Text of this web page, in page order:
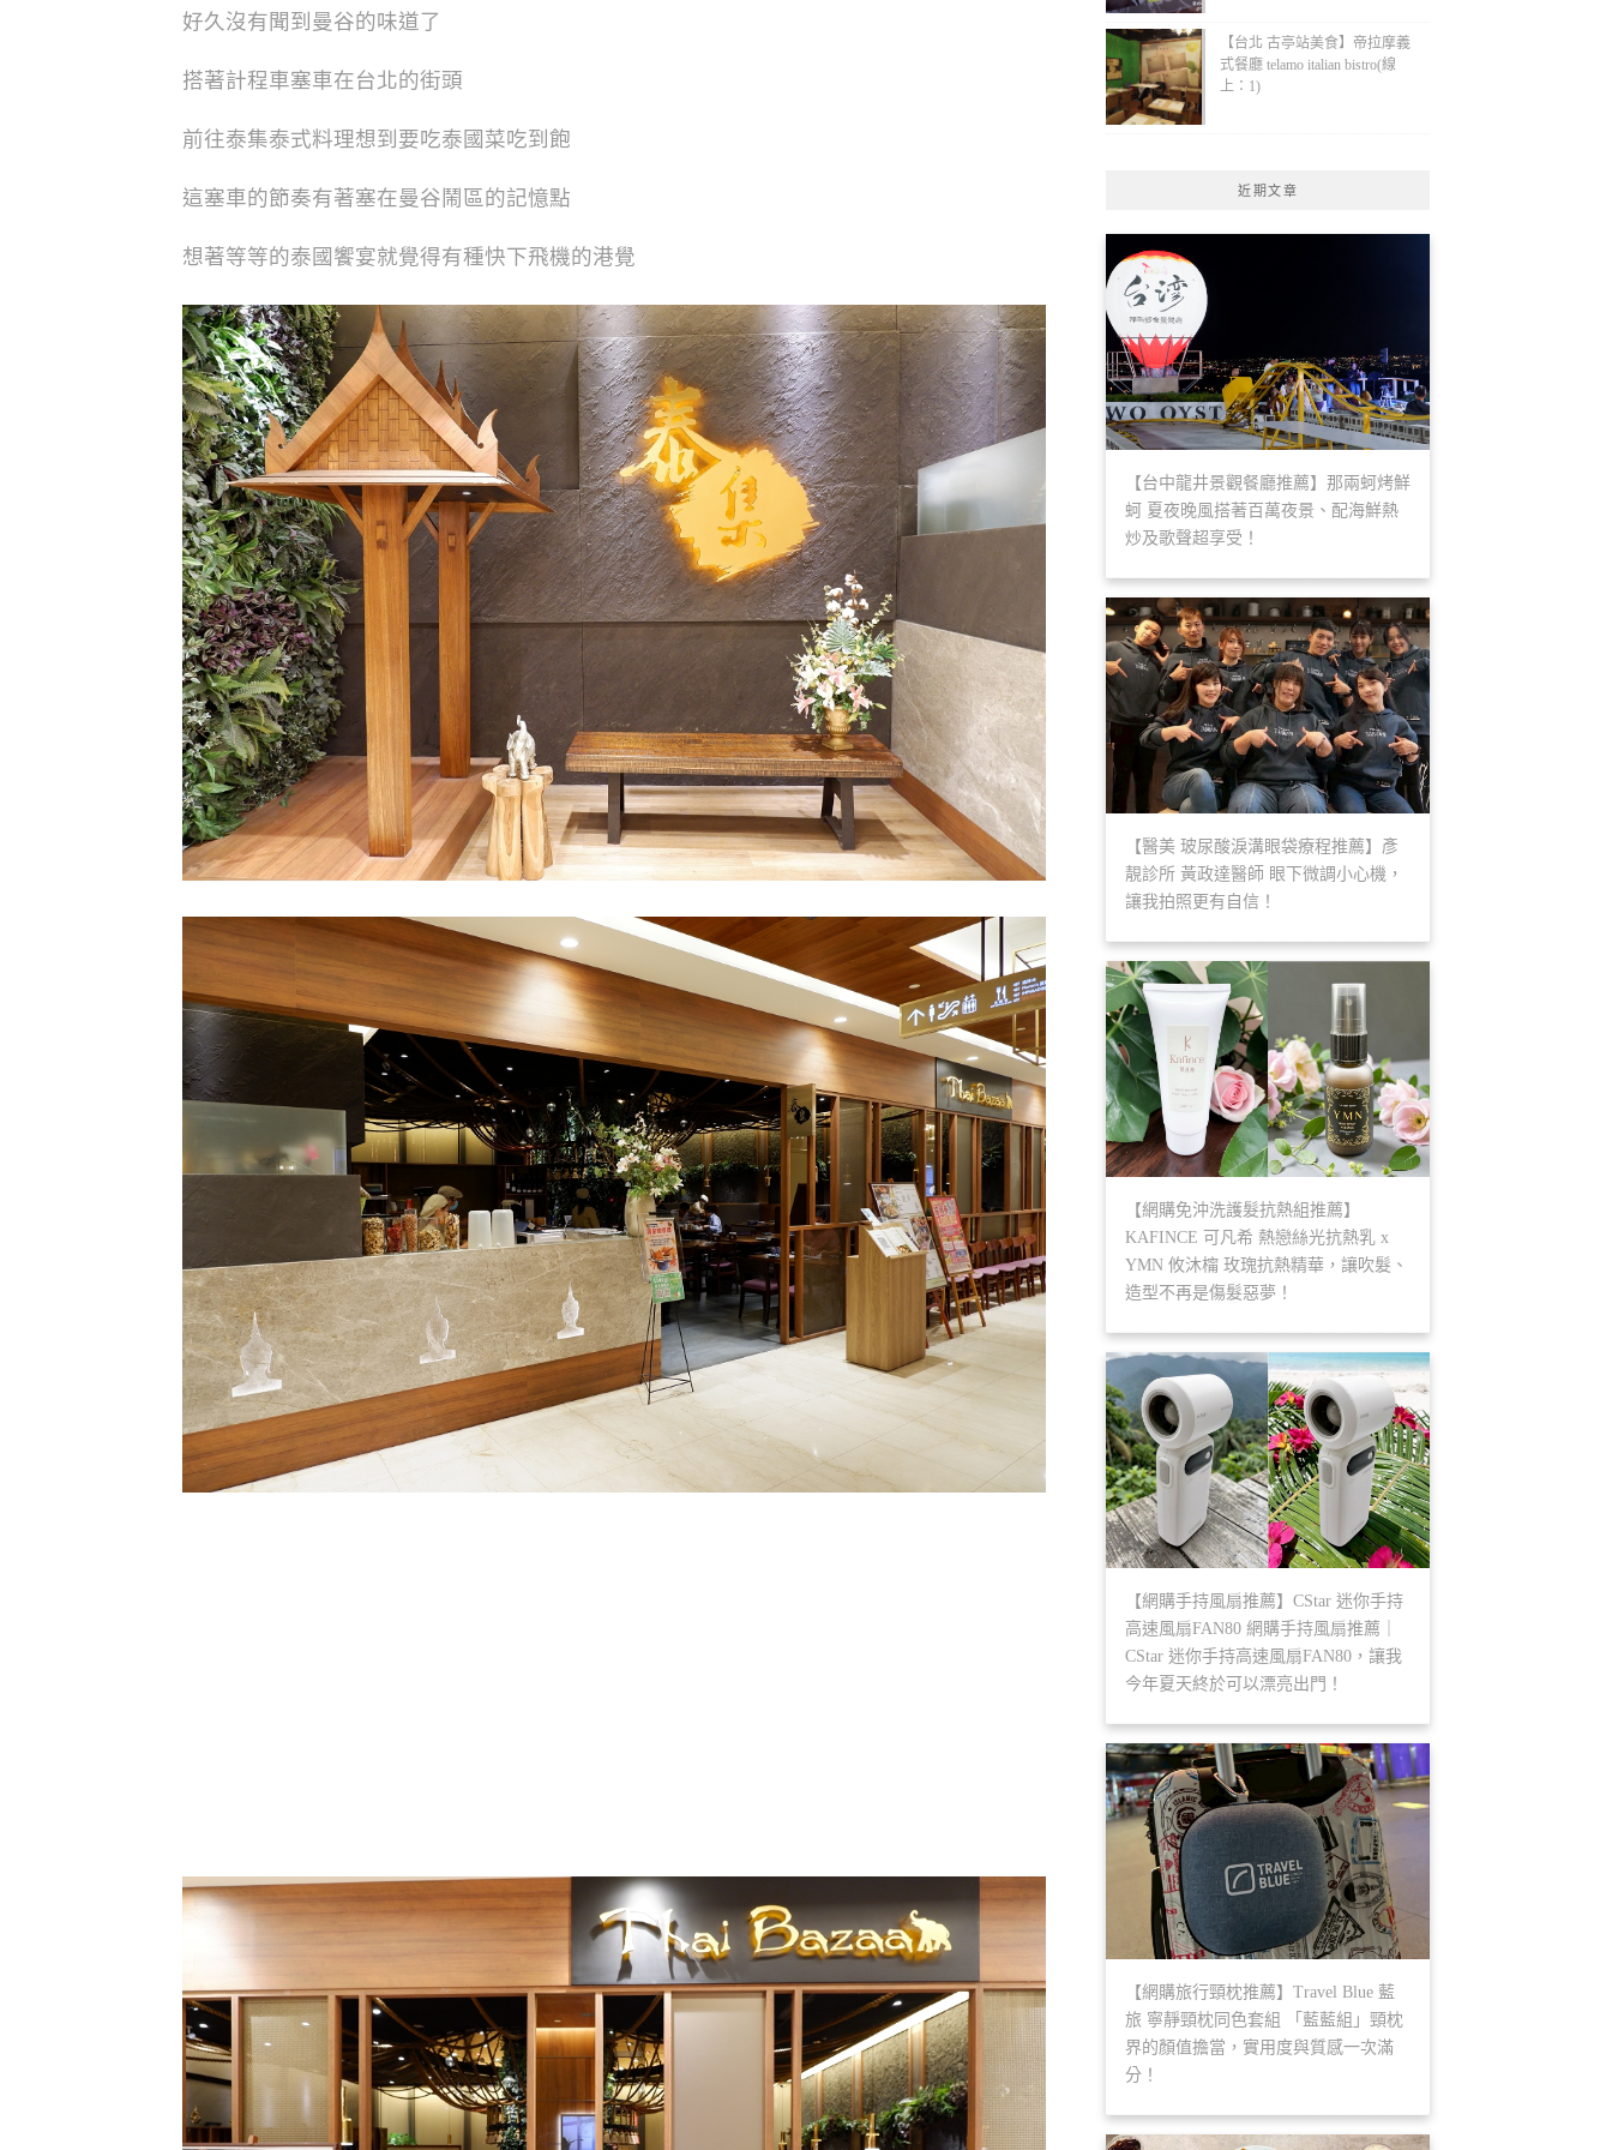
好久沒有聞到曼谷的味道了
搭著計程車塞車在台北的街頭
前往泰集泰式料理想到要吃泰國菜吃到飽
這塞車的節奏有著塞在曼谷鬧區的記憶點
想著等等的泰國饗宴就覺得有種快下飛機的港覺
【台北 古亭站美食】帝拉摩義
式餐廳 telamo italian bistro(線
上：1)
近期文章
【台中龍井景觀餐廳推薦】那兩蚵烤鮮
蚵 夏夜晚風搭著百萬夜景、配海鮮熱
炒及歌聲超享受！
【醫美 玻尿酸淚溝眼袋療程推薦】彥
靚診所 黃政達醫師 眼下微調小心機，
讓我拍照更有自信！
【網購免沖洗護髮抗熱組推薦】
KAFINCE 可凡希 熱戀絲光抗熱乳 x
YMN 攸沐橣 玫瑰抗熱精華，讓吹髮、
造型不再是傷髮惡夢！
【網購手持風扇推薦】CStar 迷你手持
高速風扇FAN80 網購手持風扇推薦｜
CStar 迷你手持高速風扇FAN80，讓我
今年夏天終於可以漂亮出門！
【網購旅行頸枕推薦】Travel Blue 藍
旅 寧靜頸枕同色套組 「藍藍組」頸枕
界的顏值擔當，實用度與質感一次滿
分！